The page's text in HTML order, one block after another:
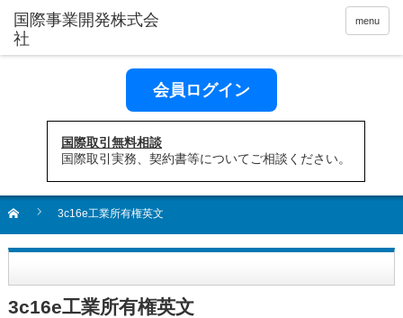
menu
会員ログイン
国際取引無料相談
国際取引実務、契約書等についてご相談ください。
3c16e工業所有権英文
3c16e工業所有権英文